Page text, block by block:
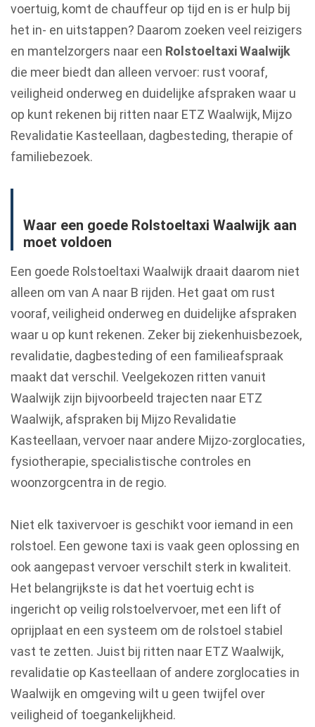
voertuig, komt de chauffeur op tijd en is er hulp bij
het in- en uitstappen? Daarom zoeken veel reizigers
en mantelzorgers naar een Rolstoeltaxi Waalwijk
die meer biedt dan alleen vervoer: rust vooraf,
veiligheid onderweg en duidelijke afspraken waar u
op kunt rekenen bij ritten naar ETZ Waalwijk, Mijzo
Revalidatie Kasteellaan, dagbesteding, therapie of
familiebezoek.
Waar een goede Rolstoeltaxi Waalwijk aan
moet voldoen
Een goede Rolstoeltaxi Waalwijk draait daarom niet
alleen om van A naar B rijden. Het gaat om rust
vooraf, veiligheid onderweg en duidelijke afspraken
waar u op kunt rekenen. Zeker bij ziekenhuisbezoek,
revalidatie, dagbesteding of een familieafspraak
maakt dat verschil. Veelgekozen ritten vanuit
Waalwijk zijn bijvoorbeeld trajecten naar ETZ
Waalwijk, afspraken bij Mijzo Revalidatie
Kasteellaan, vervoer naar andere Mijzo-zorglocaties,
fysiotherapie, specialistische controles en
woonzorgcentra in de regio.
Niet elk taxivervoer is geschikt voor iemand in een
rolstoel. Een gewone taxi is vaak geen oplossing en
ook aangepast vervoer verschilt sterk in kwaliteit.
Het belangrijkste is dat het voertuig echt is
ingericht op veilig rolstoelvervoer, met een lift of
oprijplaat en een systeem om de rolstoel stabiel
vast te zetten. Juist bij ritten naar ETZ Waalwijk,
revalidatie op Kasteellaan of andere zorglocaties in
Waalwijk en omgeving wilt u geen twijfel over
veiligheid of toegankelijkheid.